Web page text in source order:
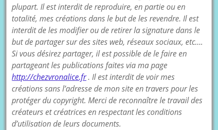
plupart. Il est interdit de reproduire, en partie ou en
totalité, mes créations dans le but de les revendre. Il est
interdit de les modifier ou de retirer la signature dans le
but de partager sur des sites web, réseaux sociaux, etc….
Si vous désirez partager, il est possible de le faire en
partageant les publications faites via ma page
http://chezvronalice.fr. Il est interdit de voir mes
créations sans l’adresse de mon site en travers pour les
protéger du copyright. Merci de reconnaître le travail des
créateurs et créatrices en respectant les conditions
d’utilisation de leurs documents.